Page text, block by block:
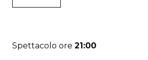
Spettacolo ore 21:00